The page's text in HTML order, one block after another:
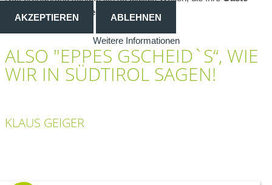
und Kunden begeistern und faszinieren
ALSO "EPPES GSCHEID`S“, WIE
WIR IN SÜDTIROL SAGEN!
KLAUS GEIGER
AKZEPTIEREN ABLEHNEN
Weitere Informationen